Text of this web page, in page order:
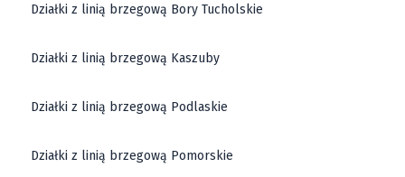
Działki z linią brzegową Bory Tucholskie
Działki z linią brzegową Kaszuby
Działki z linią brzegową Podlaskie
Działki z linią brzegową Pomorskie